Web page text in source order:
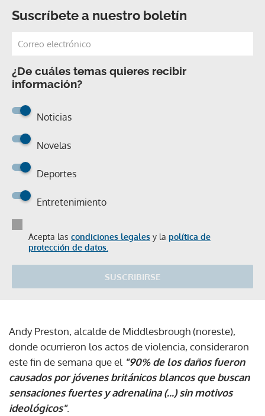
Suscríbete a nuestro boletín
¿De cuáles temas quieres recibir
información?
Noticias
Novelas
Deportes
Entretenimiento
Acepta las condiciones legales y la política de
protección de datos.
SUSCRIBIRSE
Andy Preston, alcalde de Middlesbrough (noreste),
donde ocurrieron los actos de violencia, consideraron
este fin de semana que el "90% de los daños fueron
causados por jóvenes británicos blancos que buscan
sensaciones fuertes y adrenalina (...) sin motivos
ideológicos".